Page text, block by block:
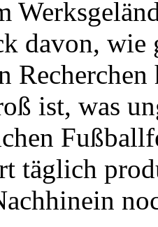
davon,
Recherchen
ist, was
täglich